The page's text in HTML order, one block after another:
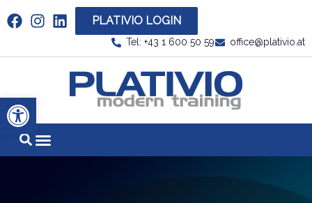
Werkzeugleiste öffnen
Link zu https://www.linkedin.com/company/
PLATIVIO LOGIN
Tel: +43 1 600 50 59 office@plativio.at
Link zu